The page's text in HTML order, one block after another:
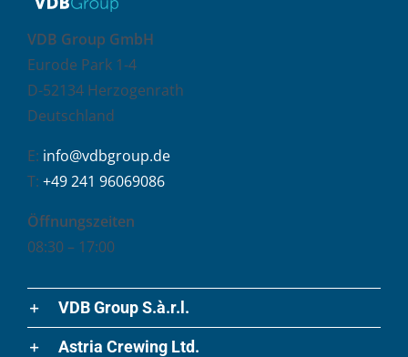
VDB Group GmbH
Eurode Park 1-4
D-52134 Herzogenrath
Deutschland
E: info@vdbgroup.de
T: +49 241 96069086
Öffnungszeiten
08:30 – 17:00
VDB Group S.à.r.l.
Astria Crewing Ltd.